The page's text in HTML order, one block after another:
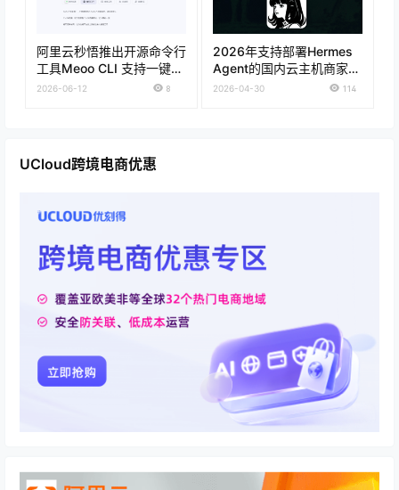
阿里云秒悟推出开源命令行
工具Meoo CLI 支持一键部
署上线
2026-06-12 8
2026年支持部署Hermes
Agent的国内云主机商家推
荐
2026-04-30 114
UCloud跨境电商优惠